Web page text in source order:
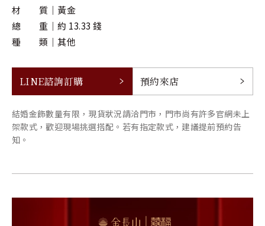
材 質
黃金
總 重
約 13.33 錢
種 類
其他
LINE諮詢訂購 預約來店
結婚金飾數量有限，現貨狀況請洽門市，門市尚有許多官網未上
架款式，歡迎現場挑選搭配。若有指定款式，建議提前預約告
知。